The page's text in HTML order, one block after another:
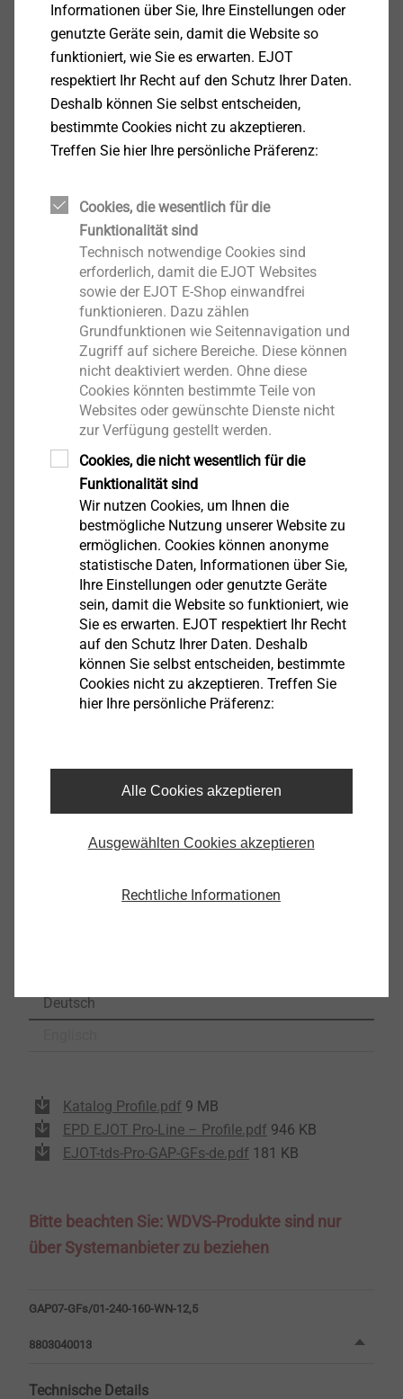
Wartungsfreie Anschlussfuge
Integriertes Transferklebeband zum Befestigen
der Abdeckfolie
Keine nachträglichen Reinigungsarbeiten
alkalibeständig und verschiebefest. Gewebefahne 12,5
cm. Schlagregendichtes,
Polyethylen Schaumstoffband 6 x 1 mm und 4 x 3
mm mit hoher Klebkraft, optimaler Alterungs- und
Feuchtigkeitsbeständigkeit sowie maximaler
Resistenz gegenüber UV- und
Ozonstrahlung. Bewegungen werden über
die integrierte TPE-Schlaufe dauerhaft
aufgenommen. Selbstklebendes Transferklebeband
12 mm zur Aufnahme der Schutzfolie.
Verarbeitungshinweise:Der Untergrund muss eben,
trocken, staub- und fettfrei sein. Haftmindernde
Rückstände sind zu entfernen. Klebeprobe
durchführen! Verarbeitungs- und
Untergrundtemperatur +5 bis +40°C.
Gewebeanputzprofil mit Gehrungs- oder Leistenschere
auf das benötigte Maß ablängen. Das Profil auf dem
Fensterrahmen aufkleben und fest andrücken. Die
Abdeckfolie auf dem vorgesehen Transferklebeband
auf der Lasche aufkleben. Das Glasfasergewebe für
das Auftragen der Armierungsmasse kurz nach vorne
klappen. Anschließend wird das Gewebe in die nasse
zum Abzugssteg geknickt und dann von oben nach
Transport und Lagerung liegend
Deutsch
Katalog Profile.pdf 9 MB
EPD EJOT Pro-Line – Profile.pdf 946 KB
EJOT-tds-Pro-GAP-GFs-de.pdf 181 KB
Bitte beachten Sie: WDVS-Produkte sind nur
über Systemanbieter zu beziehen
GAP07-GFs/01-240-160-WN-12,5
8803040013
Technische Details
Informationen über Sie, Ihre Einstellungen oder
genutzte Geräte sein, damit die Website so
funktioniert, wie Sie es erwarten. EJOT
respektiert Ihr Recht auf den Schutz Ihrer Daten.
Deshalb können Sie selbst entscheiden,
bestimmte Cookies nicht zu akzeptieren.
Treffen Sie hier Ihre persönliche Präferenz:
Cookies, die wesentlich für die
Funktionalität sind
Technisch notwendige Cookies sind
erforderlich, damit die EJOT Websites
sowie der EJOT E-Shop einwandfrei
funktionieren. Dazu zählen
Grundfunktionen wie Seitennavigation und
Zugriff auf sichere Bereiche. Diese können
nicht deaktiviert werden. Ohne diese
Cookies könnten bestimmte Teile von
Websites oder gewünschte Dienste nicht
zur Verfügung gestellt werden.
Cookies, die nicht wesentlich für die
Funktionalität sind
Wir nutzen Cookies, um Ihnen die
bestmögliche Nutzung unserer Website zu
ermöglichen. Cookies können anonyme
statistische Daten, Informationen über Sie,
Ihre Einstellungen oder genutzte Geräte
sein, damit die Website so funktioniert, wie
Sie es erwarten. EJOT respektiert Ihr Recht
auf den Schutz Ihrer Daten. Deshalb
können Sie selbst entscheiden, bestimmte
Cookies nicht zu akzeptieren. Treffen Sie
hier Ihre persönliche Präferenz:
Alle Cookies akzeptieren
Ausgewählten Cookies akzeptieren
Rechtliche Informationen